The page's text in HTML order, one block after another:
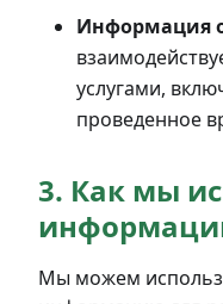
Информация
услугами,
проведенное
3. Как мы
Мы можем